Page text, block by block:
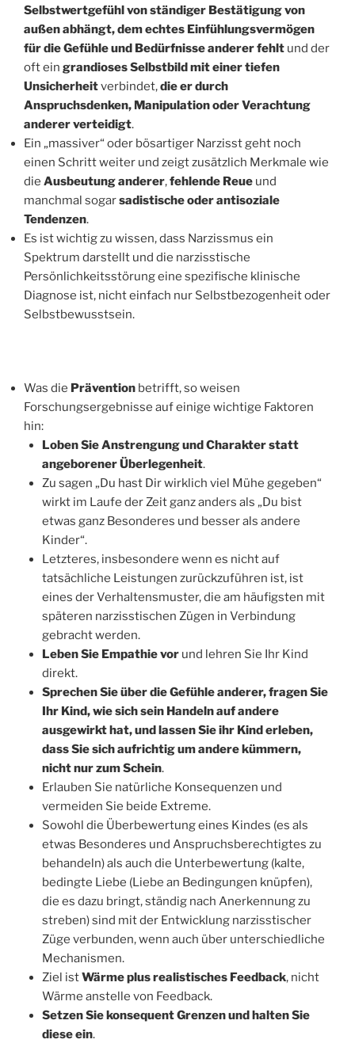
Selbstwertgefühl von ständiger Bestätigung von
außen abhängt, dem echtes Einfühlungsvermögen
für die Gefühle und Bedürfnisse anderer fehlt und der
oft ein grandioses Selbstbild mit einer tiefen
Unsicherheitverbindet,die er durch
Anspruchsdenken, Manipulation oder Verachtung
anderer verteidigt.
Ein „massiver“ oder bösartiger Narzisst geht noch
einen Schritt weiter und zeigt zusätzlich Merkmale wie
die Ausbeutung anderer,fehlende Reue und
manchmal sogarsadistische oder antisoziale
Tendenzen.
Es ist wichtig zu wissen, dass Narzissmus ein
Spektrum darstellt und die narzisstische
Persönlichkeitsstörung eine spezifische klinische
Diagnose ist, nicht einfach nur Selbstbezogenheit oder
Selbstbewusstsein.
Was die Prävention betrifft, so weisen
Forschungsergebnisse auf einige wichtige Faktoren
hin:
Loben Sie Anstrengung und Charakter statt
angeborener Überlegenheit.
Zu sagen „Du hast Dir wirklich viel Mühe gegeben“
wirkt im Laufe der Zeit ganz anders als „Du bist
etwas ganz Besonderes und besser als andere
Kinder“.
Letzteres, insbesondere wenn es nicht auf
tatsächliche Leistungen zurückzuführen ist, ist
eines der Verhaltensmuster, die am häufigsten mit
späteren narzisstischen Zügen in Verbindung
gebracht werden.
Leben Sie Empathie vorund lehren Sie Ihr Kind
direkt.
Sprechen Sie über die Gefühle anderer, fragen Sie
Ihr Kind, wie sich sein Handeln auf andere
ausgewirkt hat, und lassen Sie ihr Kind erleben,
dass Sie sich aufrichtig um andere kümmern,
nicht nur zum Schein.
Erlauben Sie natürliche Konsequenzen und
vermeiden Sie beide Extreme.
Sowohl die Überbewertung eines Kindes (es als
etwas Besonderes und Anspruchsberechtigtes zu
behandeln) als auch die Unterbewertung (kalte,
bedingte Liebe (Liebe an Bedingungen knüpfen),
die es dazu bringt, ständig nach Anerkennung zu
streben) sind mit der Entwicklung narzisstischer
Züge verbunden, wenn auch über unterschiedliche
Mechanismen.
Ziel istWärme plus realistisches Feedback, nicht
Wärme anstelle von Feedback.
Setzen Sie konsequent Grenzen und halten Sie
diese ein.